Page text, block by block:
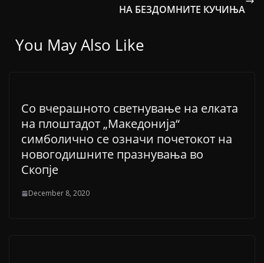
НА БЕЗДОМНИТЕ КУЧИЊА
You May Also Like
Со вчерашното светнување на елката
на плоштадот „Македонија“
симболично се означи почетокот на
новогодишните празнувања во
Скопје
December 8, 2020